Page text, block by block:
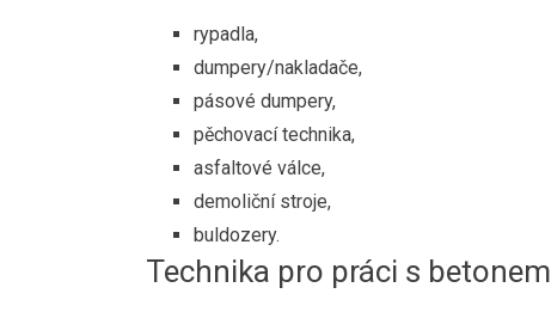
rypadla,
dumpery/nakladače,
pásové dumpery,
pěchovací technika,
asfaltové válce,
demoliční stroje,
buldozery.
Technika pro práci s betonem